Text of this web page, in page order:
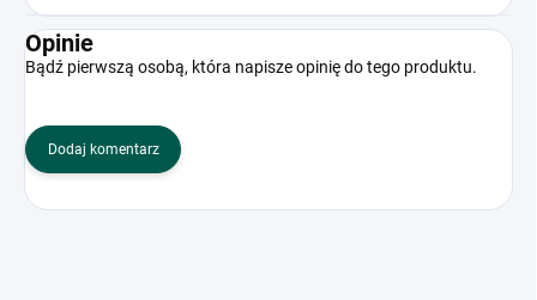
Opinie
Bądź pierwszą osobą, która napisze opinię do tego produktu.
Dodaj komentarz